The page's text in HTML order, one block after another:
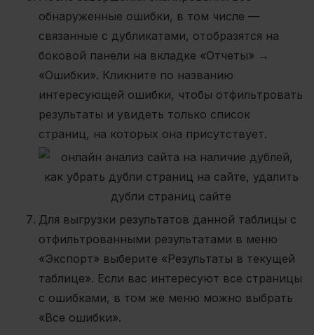
обнаруженные ошибки, в том числе —
связанные с дубликатами, отобразятся на
боковой панели на вкладке «Отчеты» →
«Ошибки». Кликните по названию
интересующей ошибки, чтобы отфильтровать
результаты и увидеть только список
страниц, на которых она присутствует.
Для выгрузки результатов данной таблицы с
отфильтрованными результатами в меню
«Экспорт» выберите «Результаты в текущей
таблице». Если вас интересуют все страницы
с ошибками, в том же меню можно выбрать
«Все ошибки».